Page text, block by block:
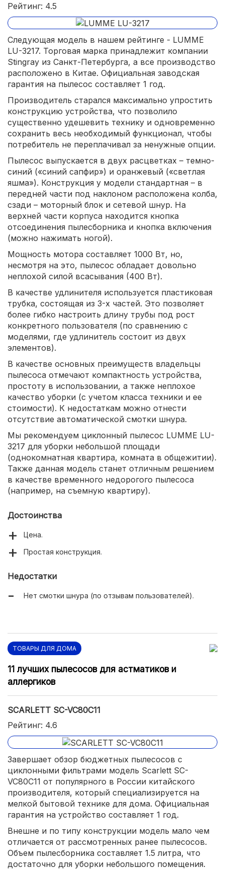
Рейтинг: 4.5
Следующая модель в нашем рейтинге - LUMME
LU-3217. Торговая марка принадлежит компании
Stingray из Санкт-Петербурга, а все производство
расположено в Китае. Официальная заводская
гарантия на пылесос составляет 1 год.
Производитель старался максимально упростить
конструкцию устройства, что позволило
существенно удешевить технику и одновременно
сохранить весь необходимый функционал, чтобы
потребитель не переплачивал за ненужные опции.
Пылесос выпускается в двух расцветках – темно-
синий («синий сапфир») и оранжевый («светлая
яшма»). Конструкция у модели стандартная – в
передней части под наклоном расположена колба,
сзади – моторный блок и сетевой шнур. На
верхней части корпуса находится кнопка
отсоединения пылесборника и кнопка включения
(можно нажимать ногой).
Мощность мотора составляет 1000 Вт, но,
несмотря на это, пылесос обладает довольно
неплохой силой всасывания (400 Вт).
В качестве удлинителя используется пластиковая
трубка, состоящая из 3-х частей. Это позволяет
более гибко настроить длину трубы под рост
конкретного пользователя (по сравнению с
моделями, где удлинитель состоит из двух
элементов).
В качестве основных преимуществ владельцы
пылесоса отмечают компактность устройства,
простоту в использовании, а также неплохое
качество уборки (с учетом класса техники и ее
стоимости). К недостаткам можно отнести
отсутствие автоматической смотки шнура.
Мы рекомендуем циклонный пылесос LUMME LU-
3217 для уборки небольшой площади
(однокомнатная квартира, комната в общежитии).
Также данная модель станет отличным решением
в качестве временного недорогого пылесоса
(например, на съемную квартиру).
Достоинства
Цена.
Простая конструкция.
Недостатки
Нет смотки шнура (по отзывам пользователей).
ТОВАРЫ ДЛЯ ДОМА
11 лучших пылесосов для астматиков и
аллергиков
SCARLETT SC-VC80C11
Рейтинг: 4.6
Завершает обзор бюджетных пылесосов с
циклонными фильтрами модель Scarlett SC-
VC80C11 от популярного в России китайского
производителя, который специализируется на
мелкой бытовой технике для дома. Официальная
гарантия на устройство составляет 1 год.
Внешне и по типу конструкции модель мало чем
отличается от рассмотренных ранее пылесосов.
Объем пылесборника составляет 1.5 литра, что
достаточно для уборки небольшого помещения.